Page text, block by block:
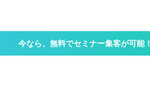
今なら、無料でセミナー集客が可能！